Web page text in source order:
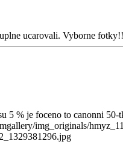
ucarovali. Vyborne
% je foceno to canonni 50-
img_originals/